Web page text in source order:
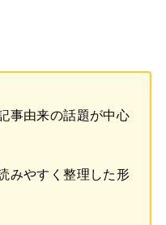
事由来の話題が中心
みやすく整理した形